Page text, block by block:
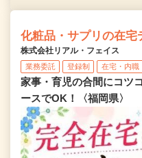
化粧品・サプリの在宅
株式会社リアル・フェイス
業務委託 登録制 在宅・内職
家事・育児の合間にコツ
ースでOK！〈福岡県〉